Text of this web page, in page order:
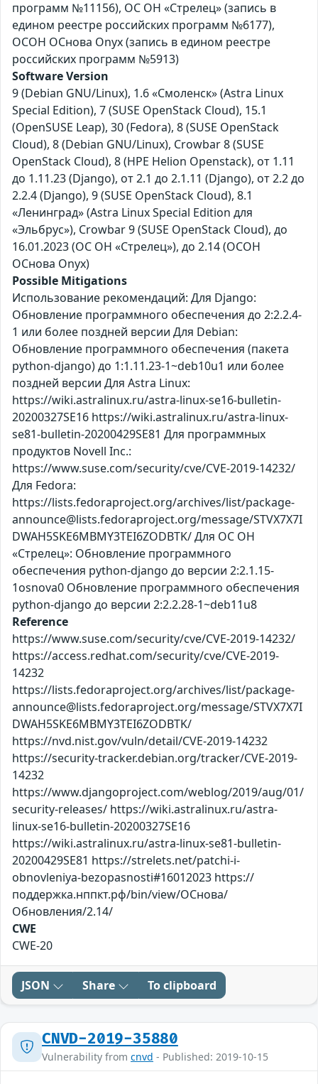
программ №11156), ОС ОН «Стрелец» (запись в
едином реестре российских программ №6177),
ОСОН ОСнова Оnyx (запись в едином реестре
российских программ №5913)
Software Version
9 (Debian GNU/Linux), 1.6 «Смоленск» (Astra Linux
Special Edition), 7 (SUSE OpenStack Cloud), 15.1
(OpenSUSE Leap), 30 (Fedora), 8 (SUSE OpenStack
Cloud), 8 (Debian GNU/Linux), Crowbar 8 (SUSE
OpenStack Cloud), 8 (HPE Helion Openstack), от 1.11
до 1.11.23 (Django), от 2.1 до 2.1.11 (Django), от 2.2 до
2.2.4 (Django), 9 (SUSE OpenStack Cloud), 8.1
«Ленинград» (Astra Linux Special Edition для
«Эльбрус»), Crowbar 9 (SUSE OpenStack Cloud), до
16.01.2023 (ОС ОН «Стрелец»), до 2.14 (ОСОН
ОСнова Оnyx)
Possible Mitigations
Использование рекомендаций: Для Django:
Обновление программного обеспечения до 2:2.2.4-
1 или более поздней версии Для Debian:
Обновление программного обеспечения (пакета
python-django) до 1:1.11.23-1~deb10u1 или более
поздней версии Для Astra Linux:
https://wiki.astralinux.ru/astra-linux-se16-bulletin-
20200327SE16 https://wiki.astralinux.ru/astra-linux-
se81-bulletin-20200429SE81 Для программных
продуктов Novell Inc.:
https://www.suse.com/security/cve/CVE-2019-14232/
Для Fedora:
https://lists.fedoraproject.org/archives/list/package-
announce@lists.fedoraproject.org/message/STVX7X7I
DWAH5SKE6MBMY3TEI6ZODBTK/ Для ОС ОН
«Стрелец»: Обновление программного
обеспечения python-django до версии 2:2.1.15-
1osnova0 Обновление программного обеспечения
python-django до версии 2:2.2.28-1~deb11u8
Reference
https://www.suse.com/security/cve/CVE-2019-14232/
https://access.redhat.com/security/cve/CVE-2019-
14232
https://lists.fedoraproject.org/archives/list/package-
announce@lists.fedoraproject.org/message/STVX7X7I
DWAH5SKE6MBMY3TEI6ZODBTK/
https://nvd.nist.gov/vuln/detail/CVE-2019-14232
https://security-tracker.debian.org/tracker/CVE-2019-
14232
https://www.djangoproject.com/weblog/2019/aug/01/
security-releases/ https://wiki.astralinux.ru/astra-
linux-se16-bulletin-20200327SE16
https://wiki.astralinux.ru/astra-linux-se81-bulletin-
20200429SE81 https://strelets.net/patchi-i-
obnovleniya-bezopasnosti#16012023 https://
поддержка.нппкт.рф/bin/view/ОСнова/
Обновления/2.14/
CWE
CWE-20
JSON Share To clipboard
CNVD-2019-35880
Vulnerability from cnvd - Published: 2019-10-15